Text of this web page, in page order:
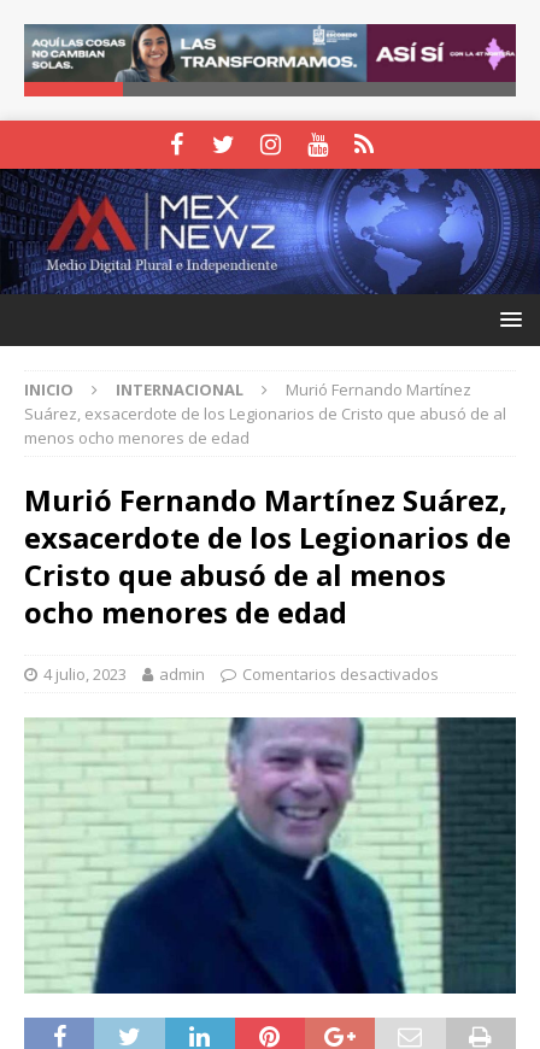
INICIO INTERNACIONAL
Murió Fernando Martínez
Suárez, exsacerdote de los Legionarios de Cristo que abusó de al
menos ocho menores de edad
Murió Fernando Martínez Suárez,
exsacerdote de los Legionarios de
Cristo que abusó de al menos
ocho menores de edad
4 julio, 2023 admin Comentarios desactivados